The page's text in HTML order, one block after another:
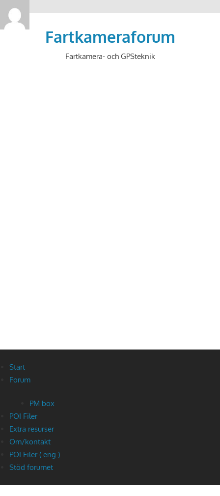
Hoppa
till
Fartkameraforum
Fartkamera- och GPSteknik
Start
Forum
PM box
POI Filer
Extra resurser
Om/kontakt
POI Filer ( eng )
Stöd forumet